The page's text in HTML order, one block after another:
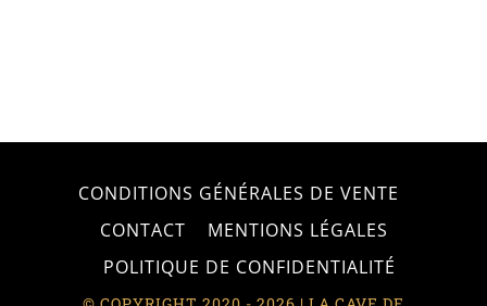
CONDITIONS GÉNÉRALES DE VENTE
CONTACT
MENTIONS LÉGALES
POLITIQUE DE CONFIDENTIALITÉ